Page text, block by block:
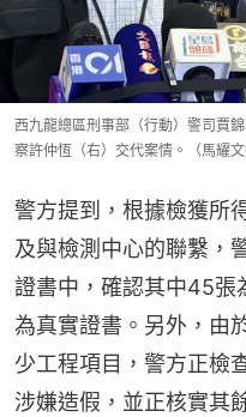
西九龍總區刑事部（行動）警司賈
察許仲恆（右）交代案情。（馬耀文
警方提到，根據檢獲所
及與檢測中心的聯繫，
證書中，確認其中45張
為真實證書。另外，由
少工程項目，警方正檢
涉嫌造假，並正核實其